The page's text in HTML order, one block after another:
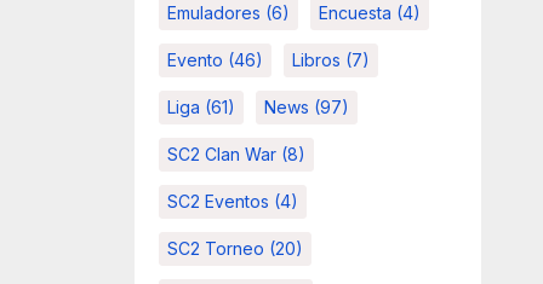
Emuladores (6) Encuesta (4)
Evento (46) Libros (7)
Liga (61) News (97)
SC2 Clan War(8)
SC2 Eventos (4)
SC2 Torneo (20)